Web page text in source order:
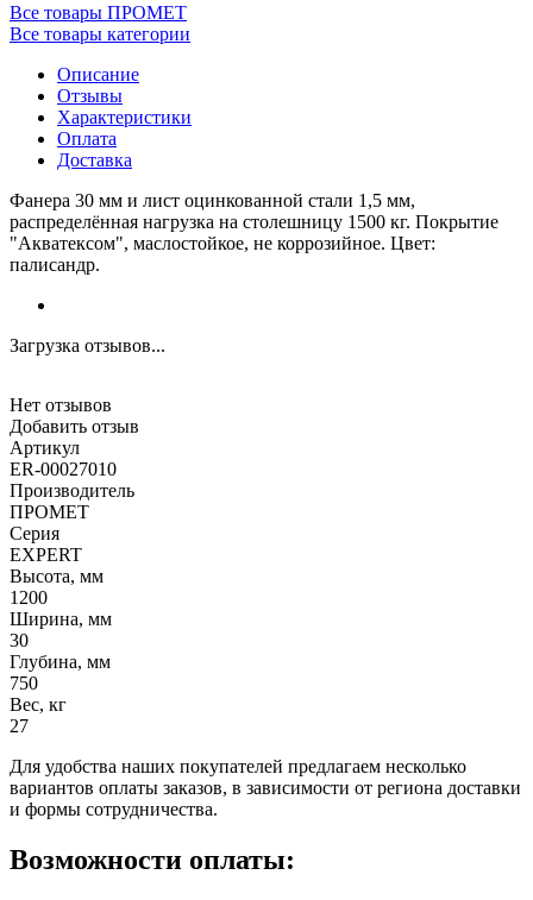
Все товары ПРОМЕТ
Все товары категории
Описание
Отзывы
Характеристики
Оплата
Доставка
Фанера 30 мм и лист оцинкованной стали 1,5 мм,
распределённая нагрузка на столешницу 1500 кг. Покрытие
"Акватексом", маслостойкое, не коррозийное. Цвет:
палисандр.
Загрузка отзывов...
Нет отзывов
Добавить отзыв
Артикул
ER-00027010
Производитель
ПРОМЕТ
Серия
EXPERT
Высота, мм
1200
Ширина, мм
30
Глубина, мм
750
Вес, кг
27
Для удобства наших покупателей предлагаем несколько
вариантов оплаты заказов, в зависимости от региона доставки
и формы сотрудничества.
Возможности оплаты: